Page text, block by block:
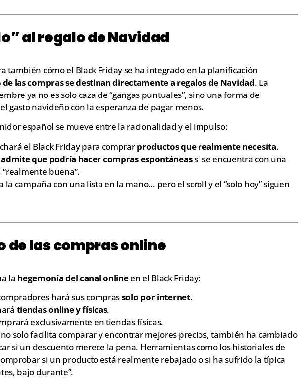
al regalo de Navidad
también cómo el Black Friday se ha integrado en la planificación
de las compras se destinan directamente a regalos de Navidad. La
ya no es solo caza de “gangas puntuales”, sino una forma de
gasto navideño con la esperanza de pagar menos.
español se mueve entre la racionalidad y el impulso:
el Black Friday para comprarproductos que realmente necesita.
admite que podría hacer compras espontáneassi se encuentra con una
buena”.
la campaña con una lista en la mano… pero el scroll y el “solo hoy” siguen
de las compras online
la hegemonía del canal onlineen el Black Friday:
hará sus comprassolo por internet.
tiendas online y físicas.
exclusivamente en tiendas físicas.
solo facilita comparar y encontrar mejores precios, también ha cambiado
si un descuento merece la pena. Herramientas como los historiales de
si un producto está realmente rebajado o si ha sufrido la típica
bajo durante”.